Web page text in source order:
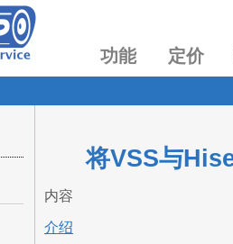
功能 定价
将VSS与
内容
介绍